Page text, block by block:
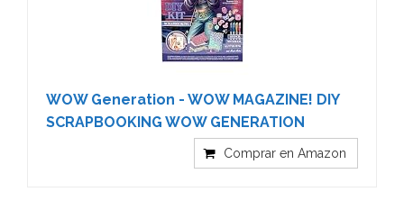
WOW Generation - WOW MAGAZINE! DIY
SCRAPBOOKING WOW GENERATION
Comprar en Amazon